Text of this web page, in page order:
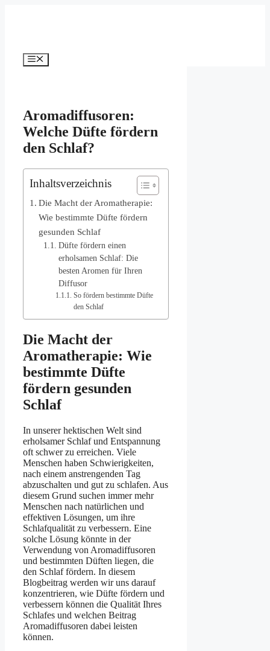
Menü
Aromadiffusoren:
Welche Düfte fördern
den Schlaf?
Inhaltsverzeichnis
Die Macht der Aromatherapie:
Wie bestimmte Düfte fördern
gesunden Schlaf
Düfte fördern einen
erholsamen Schlaf: Die
besten Aromen für Ihren
Diffusor
So fördern bestimmte Düfte
den Schlaf
Die Macht der
Aromatherapie: Wie
bestimmte Düfte
fördern gesunden
Schlaf
In unserer hektischen Welt sind
erholsamer Schlaf und Entspannung
oft schwer zu erreichen. Viele
Menschen haben Schwierigkeiten,
nach einem anstrengenden Tag
abzuschalten und gut zu schlafen. Aus
diesem Grund suchen immer mehr
Menschen nach natürlichen und
effektiven Lösungen, um ihre
Schlafqualität zu verbessern. Eine
solche Lösung könnte in der
Verwendung von Aromadiffusoren
und bestimmten Düften liegen, die
den Schlaf fördern. In diesem
Blogbeitrag werden wir uns darauf
konzentrieren, wie Düfte fördern und
verbessern können die Qualität Ihres
Schlafes und welchen Beitrag
Aromadiffusoren dabei leisten
können.